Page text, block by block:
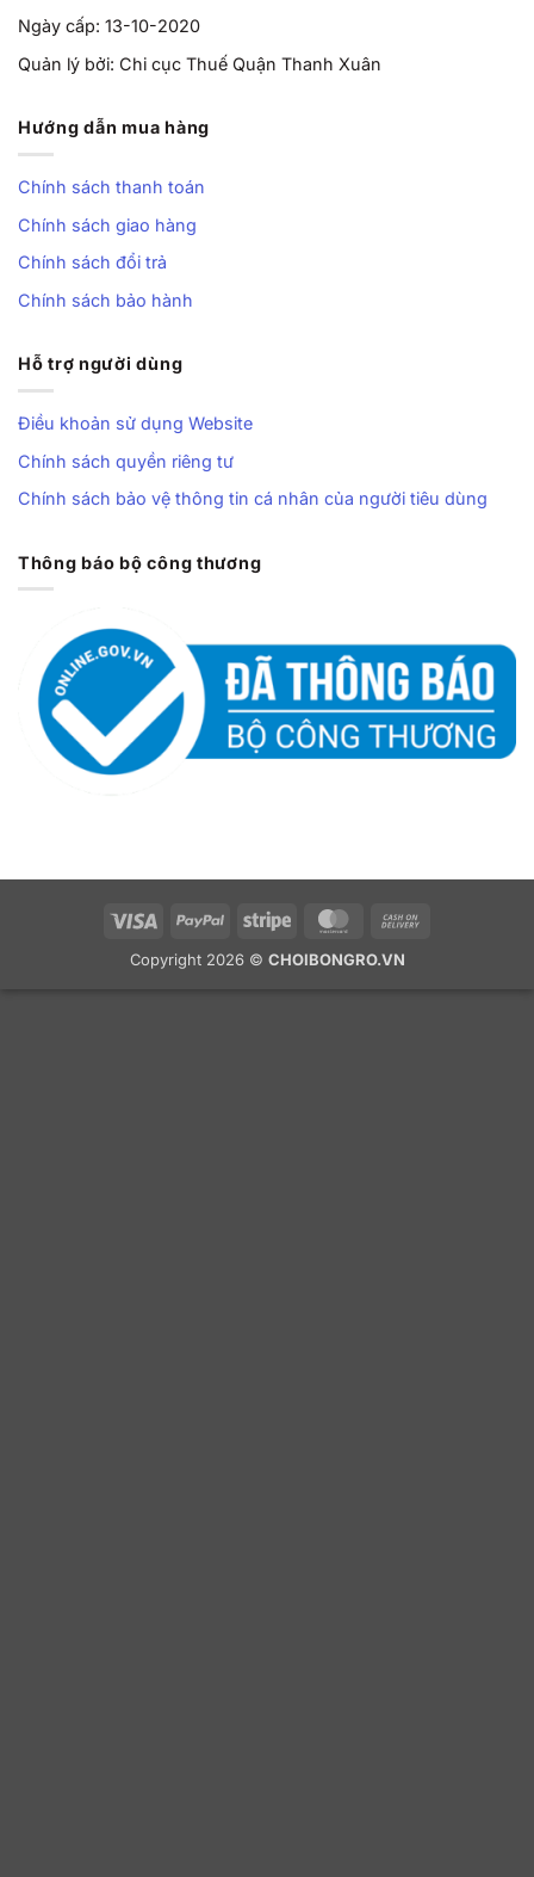
Ngày cấp: 13-10-2020
Quản lý bởi: Chi cục Thuế Quận Thanh Xuân
Hướng dẫn mua hàng
Chính sách thanh toán
Chính sách giao hàng
Chính sách đổi trả
Chính sách bảo hành
Hỗ trợ người dùng
Điều khoản sử dụng Website
Chính sách quyền riêng tư
Chính sách bảo vệ thông tin cá nhân của người tiêu dùng
Thông báo bộ công thương
Visa PayPal Stripe MasterCard
Copyright 2026 © CHOIBONGRO.VN